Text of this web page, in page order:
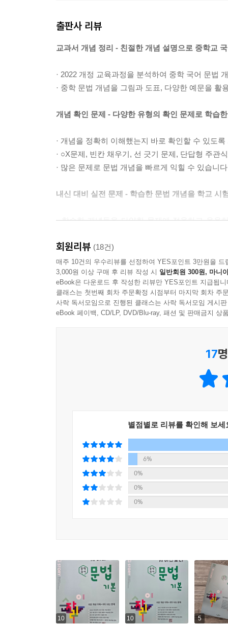
출판사 리뷰
교과서 개념 정리 - 친절한 개념 설명으로 중학교
· 2022 개정 교육과정을 분석하여 중학 국어 문법
· 중학 문법 개념을 그림과 도표, 다양한 예문을 활
개념 확인 문제 - 다양한 유형의 확인 문제로 학습
· 개념을 정확히 이해했는지 바로 확인할 수 있도
· ○X문제, 빈칸 채우기, 선 긋기 문제, 단답형 주관
· 많은 문제로 문법 개념을 빠르게 익힐 수 있습니
내신 대비 실전 문제 - 학습한 문법 개념을 학교 시
· 학습한 개념들을 다양한 문제에 적용하고 응
· 서술형 문제: 구체적 사례에 적용된 문법 개념을
대단원 종합 문제 - 단원별 종합 문제로 중간·기말
· 자주 출제되는 내신 변형 문제, 검정고시, 학업
· 다양한 유형의 문제를 통해 실제 시험에서 어떤
· 십자말풀이를 풀면서 주요 개념들을 떠올려 봅니
문법 개념 TEST - 공부한 문법 개념을 단원별로 한
· 알아두어야 하는 내용을 다시 떠올리고 정리할
자이스토리만의 명쾌한 해설 - 쉽고 꼼꼼한 해설로
· 잘못된 부분을 한눈에 알아보기 쉽도록 입체 첨
· 서술형 문제는 예시 답안과 풀이를 제시하여 스
· 해설을 읽으면서 문법 실력을 바로 보충할 수 있
· 2022 개정 중학 교과서 문법 개념 총정리
· 쉬운 개념 정리+다양한 예문의 개념 확인 문제
· 내신 대비 실전 문제+서술형 문제
· 대단원 종합 문제+대단원 마무리 복습
· 단원별 [문법 개념 테스트] - 공부한 개념 복습 문제
회원리뷰 (18건)
매주 10건의 우수리뷰를 선정하여 YES포인트 3만원을 드
3,000원 이상 구매 후 리뷰 작성 시 일반회원 300원, 마니
eBook은 다운로드 후 작성한 리뷰만 YES포인트 지급됩니
클래스는 첫번째 회차 주문확정 시점부터 마지막 회차 주
사락 독서모임으로 진행된 클래스는 사락 독서모임 게시
eBook 페이백, CD/LP, DVD/Blu-ray, 패션 및 판매금지 상
17
별점별로 리뷰를 확인해 보세
6%
0%
0%
0%
10 10 5